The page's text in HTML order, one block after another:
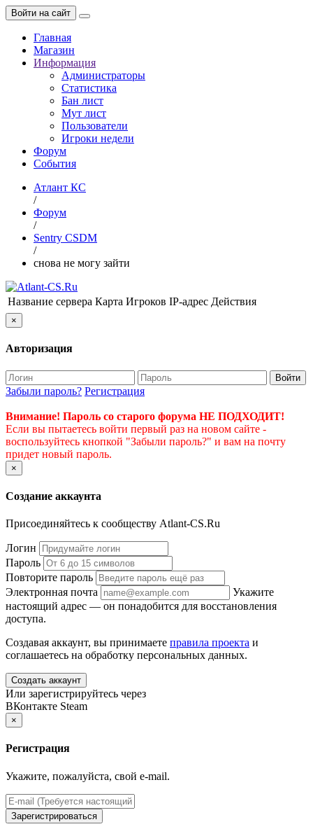
Войти на сайт
Главная
Магазин
Информация
Администраторы
Статистика
Бан лист
Мут лист
Пользователи
Игроки недели
Форум
События
Атлант КС
/
Форум
/
Sentry CSDM
/
снова не могу зайти
Название сервера Карта Игроков IP-адрес Действия
×
Авторизация
Войти
Забыли пароль? Регистрация
Внимание! Пароль со старого форума НЕ ПОДХОДИТ!
Если вы пытаетесь войти первый раз на новом сайте -
воспользуйтесь кнопкой "Забыли пароль?" и вам на почту
придет новый пароль.
×
Создание аккаунта
Присоединяйтесь к сообществу Atlant-CS.Ru
Логин
Пароль
Повторите пароль
Электронная почта
Укажите
настоящий адрес — он понадобится для восстановления
доступа.
Создавая аккаунт, вы принимаете правила проекта и
соглашаетесь на обработку персональных данных.
Создать аккаунт
Или зарегистрируйтесь через
ВКонтакте Steam
×
Регистрация
Укажите, пожалуйста, свой e-mail.
Зарегистрироваться